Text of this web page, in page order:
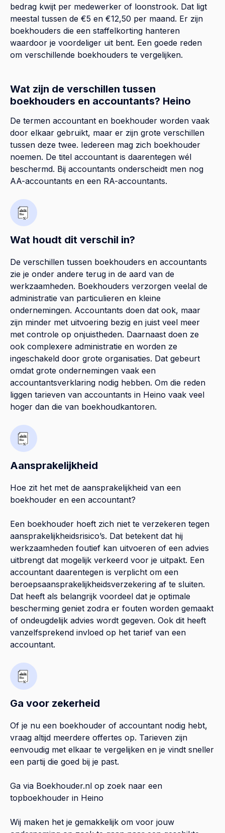
bedrag kwijt per medewerker of loonstrook. Dat ligt
meestal tussen de €5 en €12,50 per maand. Er zijn
boekhouders die een staffelkorting hanteren
waardoor je voordeliger uit bent. Een goede reden
om verschillende boekhouders te vergelijken.
Wat zijn de verschillen tussen
boekhouders en accountants? Heino
De termen accountant en boekhouder worden vaak
door elkaar gebruikt, maar er zijn grote verschillen
tussen deze twee. Iedereen mag zich boekhouder
noemen. De titel accountant is daarentegen wél
beschermd. Bij accountants onderscheidt men nog
AA-accountants en een RA-accountants.
Wat houdt dit verschil in?
De verschillen tussen boekhouders en accountants
zie je onder andere terug in de aard van de
werkzaamheden. Boekhouders verzorgen veelal de
administratie van particulieren en kleine
ondernemingen. Accountants doen dat ook, maar
zijn minder met uitvoering bezig en juist veel meer
met controle op onjuistheden. Daarnaast doen ze
ook complexere administratie en worden ze
ingeschakeld door grote organisaties. Dat gebeurt
omdat grote ondernemingen vaak een
accountantsverklaring nodig hebben. Om die reden
liggen tarieven van accountants in Heino vaak veel
hoger dan die van boekhoudkantoren.
Aansprakelijkheid
Hoe zit het met de aansprakelijkheid van een
boekhouder en een accountant?
Een boekhouder hoeft zich niet te verzekeren tegen
aansprakelijkheidsrisico’s. Dat betekent dat hij
werkzaamheden foutief kan uitvoeren of een advies
uitbrengt dat mogelijk verkeerd voor je uitpakt. Een
accountant daarentegen is verplicht om een
beroepsaansprakelijkheidsverzekering af te sluiten.
Dat heeft als belangrijk voordeel dat je optimale
bescherming geniet zodra er fouten worden gemaakt
of ondeugdelijk advies wordt gegeven. Ook dit heeft
vanzelfsprekend invloed op het tarief van een
accountant.
Ga voor zekerheid
Of je nu een boekhouder of accountant nodig hebt,
vraag altijd meerdere offertes op. Tarieven zijn
eenvoudig met elkaar te vergelijken en je vindt sneller
een partij die goed bij je past.
Ga via Boekhouder.nl op zoek naar een
topboekhouder in Heino
Wij maken het je gemakkelijk om voor jouw